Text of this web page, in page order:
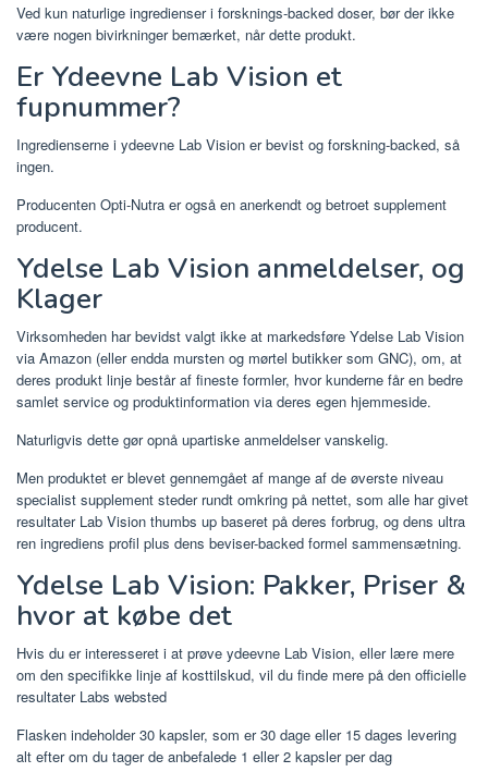
Ved kun naturlige ingredienser i forsknings-backed doser, bør der ikke
være nogen bivirkninger bemærket, når dette produkt.
Er Ydeevne Lab Vision et
fupnummer?
Ingredienserne i ydeevne Lab Vision er bevist og forskning-backed, så
ingen.
Producenten Opti-Nutra er også en anerkendt og betroet supplement
producent.
Ydelse Lab Vision anmeldelser, og
Klager
Virksomheden har bevidst valgt ikke at markedsføre Ydelse Lab Vision
via Amazon (eller endda mursten og mørtel butikker som GNC), om, at
deres produkt linje består af fineste formler, hvor kunderne får en bedre
samlet service og produktinformation via deres egen hjemmeside.
Naturligvis dette gør opnå upartiske anmeldelser vanskelig.
Men produktet er blevet gennemgået af mange af de øverste niveau
specialist supplement steder rundt omkring på nettet, som alle har givet
resultater Lab Vision thumbs up baseret på deres forbrug, og dens ultra
ren ingrediens profil plus dens beviser-backed formel sammensætning.
Ydelse Lab Vision: Pakker, Priser &
hvor at købe det
Hvis du er interesseret i at prøve ydeevne Lab Vision, eller lære mere
om den specifikke linje af kosttilskud, vil du finde mere på den officielle
resultater Labs websted
Flasken indeholder 30 kapsler, som er 30 dage eller 15 dages levering
alt efter om du tager de anbefalede 1 eller 2 kapsler per dag